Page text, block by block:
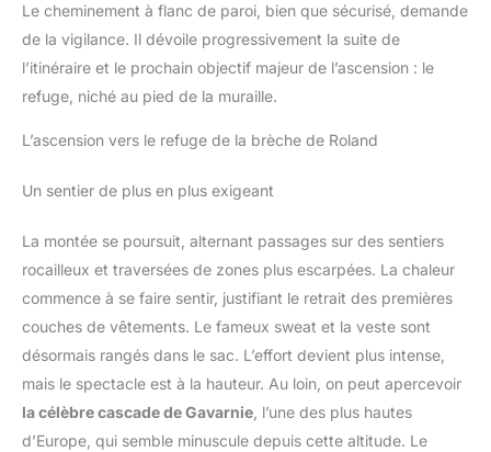
Le cheminement à flanc de paroi, bien que sécurisé, demande
de la vigilance. Il dévoile progressivement la suite de
l’itinéraire et le prochain objectif majeur de l’ascension : le
refuge, niché au pied de la muraille.
L’ascension vers le refuge de la brèche de Roland
Un sentier de plus en plus exigeant
La montée se poursuit, alternant passages sur des sentiers
rocailleux et traversées de zones plus escarpées. La chaleur
commence à se faire sentir, justifiant le retrait des premières
couches de vêtements. Le fameux sweat et la veste sont
désormais rangés dans le sac. L’effort devient plus intense,
mais le spectacle est à la hauteur. Au loin, on peut apercevoir
la célèbre cascade de Gavarnie , l’une des plus hautes
d’Europe, qui semble minuscule depuis cette altitude. Le